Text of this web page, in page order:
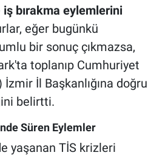
iş bırakma eylemlerini
eğer bugünkü
bir sonuç çıkmazsa,
toplanıp Cumhuriyet
İl Başkanlığına doğru
belirtti.
Süren Eylemler
yaşanan TİS krizleri